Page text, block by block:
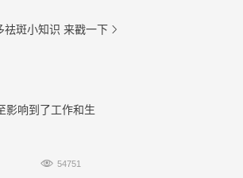
祛斑小知识 来戳一下 
影响到了工作和生
 54751